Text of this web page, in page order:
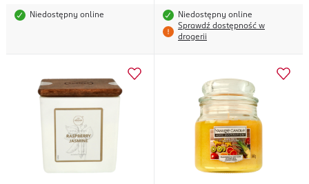
Niedostępny online
Niedostępny online
Sprawdź dostępność w
drogerii